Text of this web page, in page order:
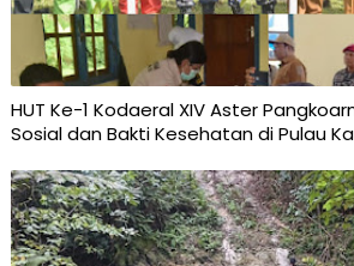
HUT Ke-1 Kodaeral XIV Aster
Sosial dan Bakti Kesehatan di Pulau